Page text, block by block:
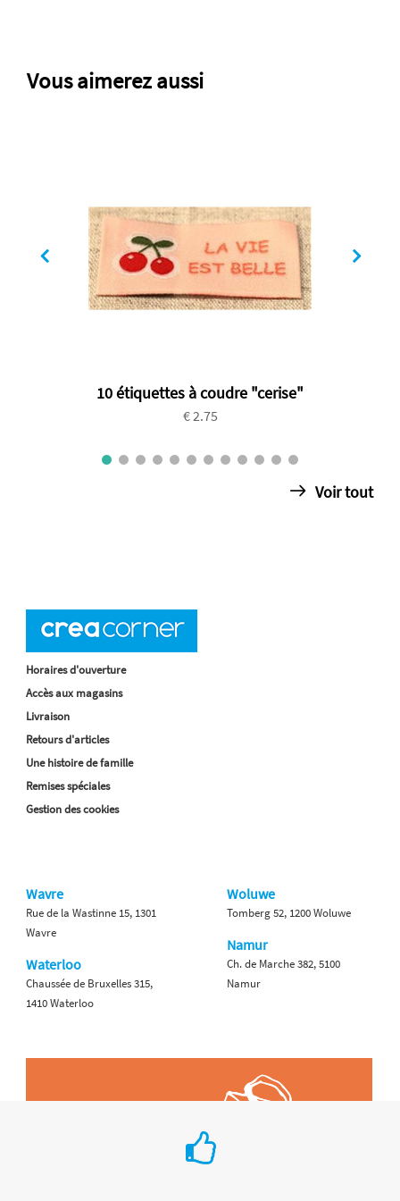
Vous aimerez aussi
10 étiquettes à coudre "cerise"
€ 2.75
Voir tout
Horaires d'ouverture
Accès aux magasins
Livraison
Retours d'articles
Une histoire de famille
Remises spéciales
Gestion des cookies
Wavre
Rue de la Wastinne 15, 1301
Wavre
Waterloo
Chaussée de Bruxelles 315,
1410 Waterloo
Woluwe
Tomberg 52, 1200 Woluwe
Namur
Ch. de Marche 382, 5100
Namur